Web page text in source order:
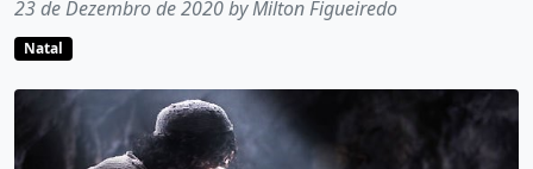
23 de Dezembro de 2020 by Milton Figueiredo
Natal